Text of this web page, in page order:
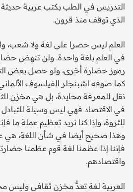
التدريس في الطب بكتب عربية حديثة
الذي توقف منذ قرون.
العلم ليس حصرا على لغة ولا شعب،
في العلم بلغة واحدة. ولن تنهض
رموز حضارة أخرى، ولو حصل بعض
كما صوفه اشبنجلر الفيلسوف
نقل للمعرفة محايدة، بل هي مخزن
في الاقتصاد فهي ليس وسيلة
للثروة، وإذا كنا نريد تعظيم عملة ما
وهذا صحيح أيضا في شأن اللغة، هي
فإننا إذا عظمنا لغة قوم عظمنا
واقتصادهم.
العربية لغة تعدُّ مخزن ثقافي وليس